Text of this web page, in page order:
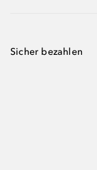
Sicher bezahlen